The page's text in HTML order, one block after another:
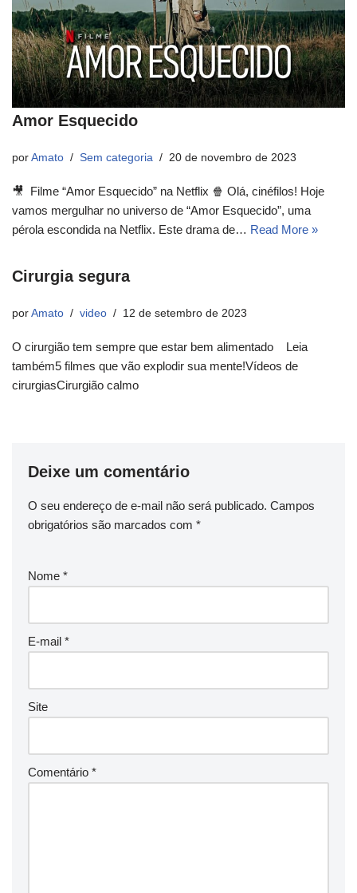
Amor Esquecido
por Amato Sem categoria 20 de novembro de 2023
🎥 Filme “Amor Esquecido” na Netflix 🍿 Olá, cinéfilos! Hoje
vamos mergulhar no universo de “Amor Esquecido”, uma
pérola escondida na Netflix. Este drama de… Read More »
Cirurgia segura
por Amato video 12 de setembro de 2023
O cirurgião tem sempre que estar bem alimentado Leia
também5 filmes que vão explodir sua mente!Vídeos de
cirurgiasCirurgião calmo
Deixe um comentário
O seu endereço de e-mail não será publicado. Campos
obrigatórios são marcados com *
Nome *
E-mail *
Site
Comentário *